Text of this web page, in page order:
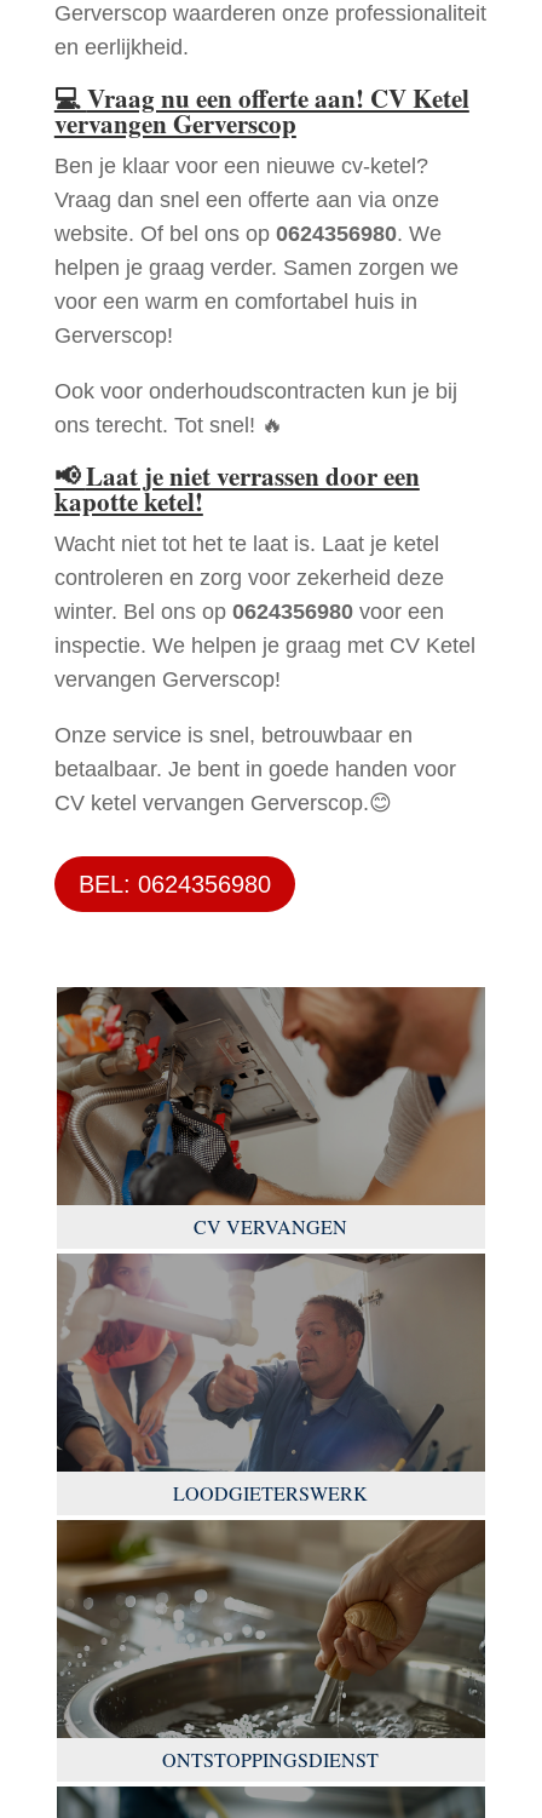
Gerverscop waarderen onze professionaliteit
en eerlijkheid.
💻Vraag nu een offerte aan! CV Ketel
vervangen Gerverscop
Ben je klaar voor een nieuwe cv-ketel?
Vraag dan snel een offerte aan via onze
website. Of bel ons op 0624356980. We
helpen je graag verder. Samen zorgen we
voor een warm en comfortabel huis in
Gerverscop!
Ook voor onderhoudscontracten kun je bij
ons terecht. Tot snel! 🔥
📢Laat je niet verrassen door een
kapotte ketel!
Wacht niet tot het te laat is. Laat je ketel
controleren en zorg voor zekerheid deze
winter. Bel ons op 0624356980voor een
inspectie. We helpen je graag met CV Ketel
vervangen Gerverscop!
Onze service is snel, betrouwbaar en
betaalbaar. Je bent in goede handen voor
CV ketel vervangen Gerverscop.😊
BEL: 0624356980
CV VERVANGEN
LOODGIETERSWERK
ONTSTOPPINGSDIENST